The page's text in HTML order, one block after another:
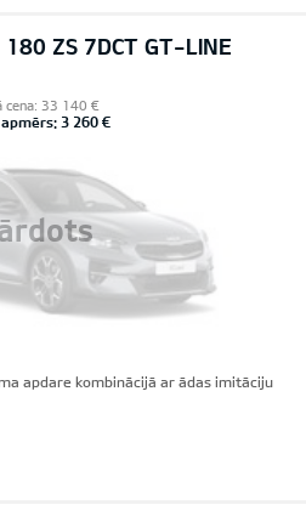
ZS 7DCT GT-LINE
cena: 33 140 €
3 260 €
apdare kombinācijā ar ādas imitāciju